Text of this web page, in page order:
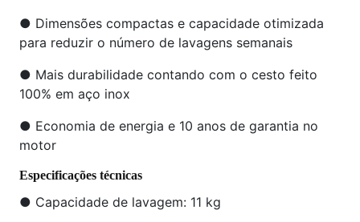
● Dimensões compactas e capacidade otimizada
para reduzir o número de lavagens semanais
● Mais durabilidade contando com o cesto feito
100% em aço inox
● Economia de energia e 10 anos de garantia no
motor
Especificações técnicas
● Capacidade de lavagem: 11 kg